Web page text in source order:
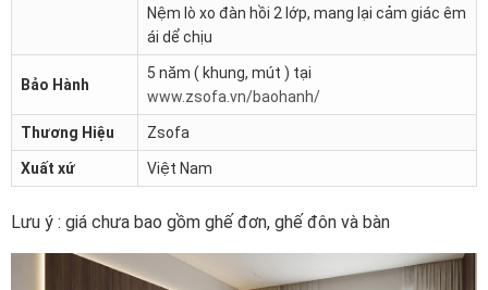
Nệm lò xo đàn hồi 2 lớp, mang lại cảm giác êm
ái dể chịu
Bảo Hành
5 năm ( khung, mút ) tại
www.zsofa.vn/baohanh/
Thương Hiệu Zsofa
Xuất xứ Việt Nam
Lưu ý : giá chưa bao gồm ghế đơn, ghế đôn và bàn